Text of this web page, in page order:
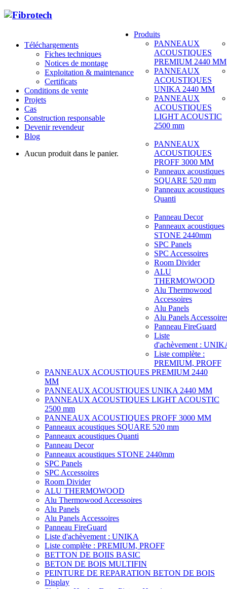
Téléchargements
Fiches techniques
Notices de montage
Exploitation & maintenance
Certificats
Conditions de vente
Projets
Cas
Construction responsable
Devenir revendeur
Blog
Aucun produit dans le panier.
Produits
PANNEAUX
ACOUSTIQUES
PREMIUM 2440 MM
PANNEAUX
ACOUSTIQUES
UNIKA 2440 MM
PANNEAUX
ACOUSTIQUES
LIGHT ACOUSTIC
2500 mm
PANNEAUX
ACOUSTIQUES
PROFF 3000 MM
Panneaux acoustiques
SQUARE 520 mm
Panneaux acoustiques
Quanti
Panneau Decor
Panneaux acoustiques
STONE 2440mm
SPC Panels
SPC Accessoires
Room Divider
ALU
THERMOWOOD
Alu Thermowood
Accessoires
Alu Panels
Alu Panels
Panneau FireGuard
Liste
d'achèvement :
Liste complète :
PREMIUM, PROFF
PANNEAUX ACOUSTIQUES PREMIUM 2440
MM
PANNEAUX ACOUSTIQUES UNIKA 2440 MM
PANNEAUX ACOUSTIQUES LIGHT ACOUSTIC
2500 mm
PANNEAUX ACOUSTIQUES PROFF 3000 MM
Panneaux acoustiques SQUARE 520 mm
Panneaux acoustiques Quanti
Panneau Decor
Panneaux acoustiques STONE 2440mm
SPC Panels
SPC Accessoires
Room Divider
ALU THERMOWOOD
Alu Thermowood Accessoires
Alu Panels
Alu Panels Accessoires
Panneau FireGuard
Liste d'achèvement : UNIKA
Liste complète : PREMIUM, PROFF
BETTON DE BOIIS BASIC
BETON DE BOIS MULTIFIN
PEINTURE DE REPARATION BETON DE BOIS
Display